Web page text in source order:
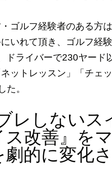
ゴルフ経験者のある方
いれて頂き、ゴルフ経
ドライバーで230ヤード
ットレッスン」「チェ
た。
レしないス
ス改善』を
的に変化